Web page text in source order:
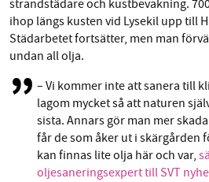
strandstädare och kustbevakning.
ihop längs kusten vid Lysekil upp till
Städarbetet fortsätter, men man
undan all olja.
– Vi kommer inte att sanera till
lagom mycket så att naturen
sista. Annars gör man mer
får de som åker ut i skärgården
kan finnas lite olja här och var,
oljesaneringsexpert till SVT
miljödebatten
nyhetsbevakning och
utveckla vårt arbete – och
vill hjälpa
Stötta vårt arbete genom att
1231368703